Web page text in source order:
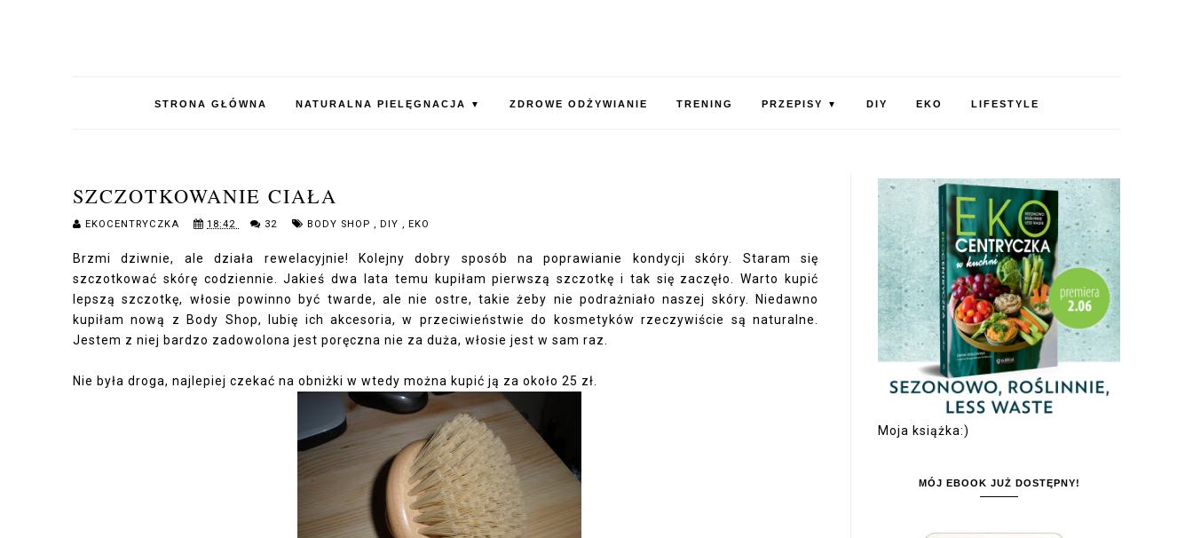
STRONA GŁÓWNA NATURALNA PIELĘGNACJA ▼ ZDROWE ODŻYWIANIE TRENING PRZEPISY ▼ DIY EKO LIFESTYLE
SZCZOTKOWANIE CIAŁA
EKOCENTRYCZKA 18:42 32 BODY SHOP , DIY , EKO
Brzmi dziwnie, ale działa rewelacyjnie! Kolejny dobry sposób na poprawianie kondycji skóry. Staram się
szczotkować skórę codziennie. Jakieś dwa lata temu kupiłam pierwszą szczotkę i tak się zaczęło. Warto kupić
lepszą szczotkę, włosie powinno być twarde, ale nie ostre, takie żeby nie podrażniało naszej skóry. Niedawno
kupiłam nową z Body Shop, lubię ich akcesoria, w przeciwieństwie do kosmetyków rzeczywiście są naturalne.
Jestem z niej bardzo zadowolona jest poręczna nie za duża, włosie jest w sam raz.
Nie była droga, najlepiej czekać na obniżki w wtedy można kupić ją za około 25 zł.
Moja książka:)
MÓJ EBOOK JUŻ DOSTĘPNY!